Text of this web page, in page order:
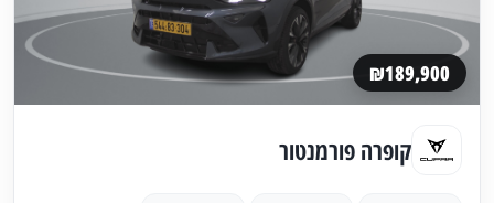
₪189,900
קופרה פורמנטור